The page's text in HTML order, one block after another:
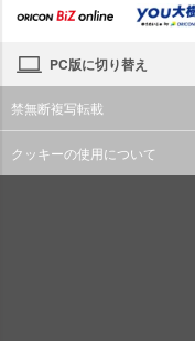
PC版に切り替え
禁無断複写転載
クッキーの使用について